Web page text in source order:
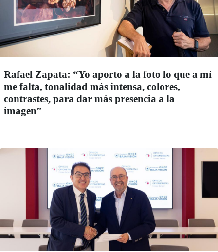
Rafael Zapata: “Yo aporto a la foto lo que a mí
me falta, tonalidad más intensa, colores,
contrastes, para dar más presencia a la
imagen”